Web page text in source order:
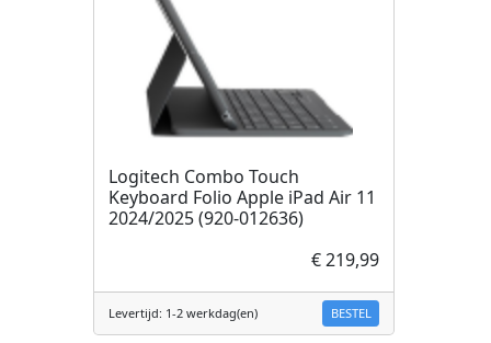
Logitech Combo Touch
Keyboard Folio Apple iPad Air 11
2024/2025 (920-012636)
€ 219,99
Levertijd: 1-2 werkdag(en) BESTEL